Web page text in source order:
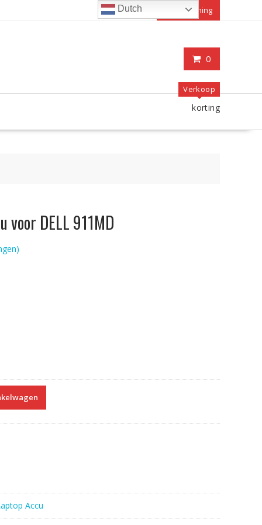
Mijn rekening
0
Verkoop
korting
voor DELL 911MD
Accu
Dutch